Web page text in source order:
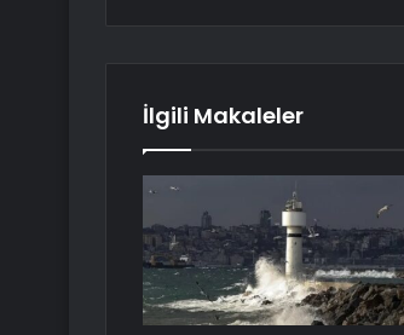
İlgili Makaleler